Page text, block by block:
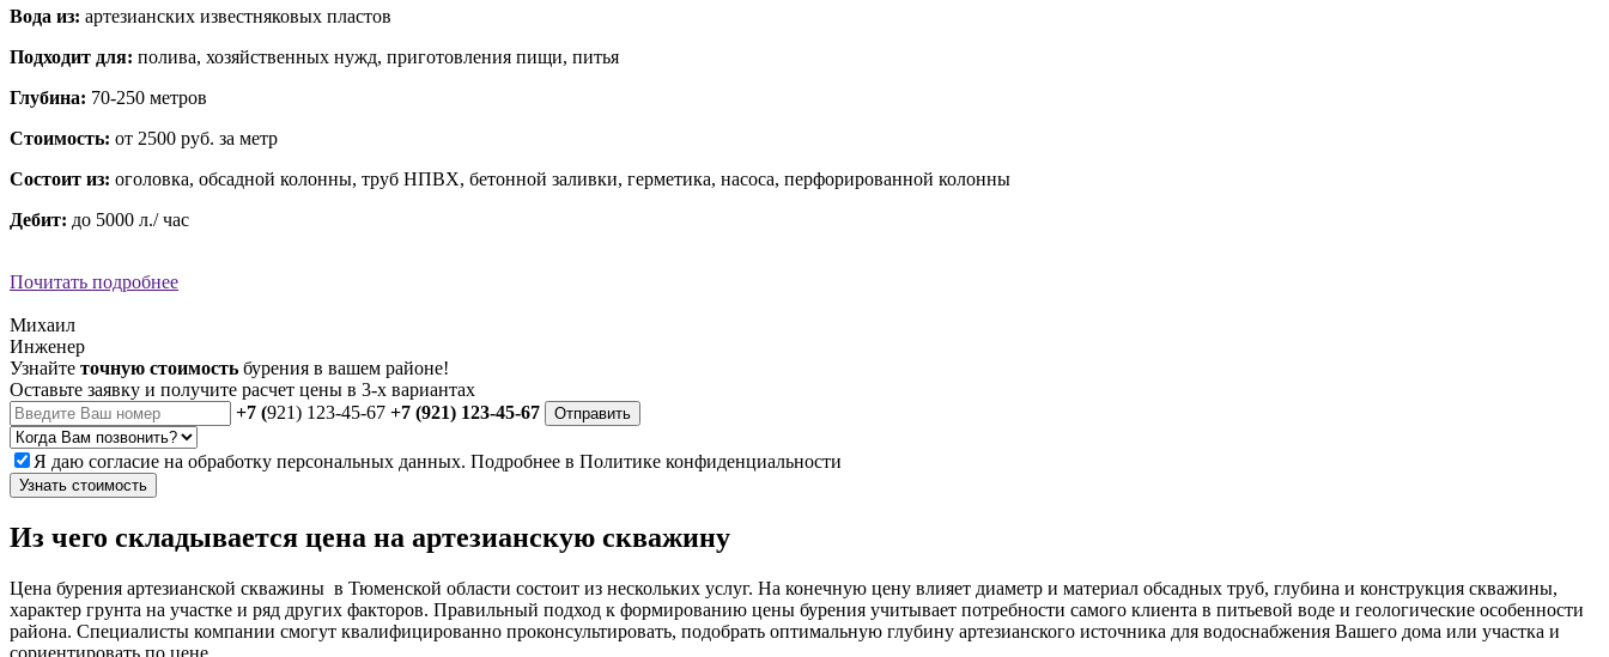
Вода из: артезианских известняковых пластов
Подходит для: полива, хозяйственных нужд, приготовления пищи, питья
Глубина: 70-250 метров
Стоимость: от 2500 руб. за метр
Состоит из: оголовка, обсадной колонны, труб НПВХ, бетонной заливки, герметика, насоса, перфорированной колонны
Дебит: до 5000 л./ час
Почитать подробнее
Михаил
Инженер
Узнайте точную стоимость бурения в вашем районе!
Оставьте заявку и получите расчет цены в 3-х вариантах
+7 (921) 123-45-67 +7 (921) 123-45-67 Отправить
Я даю согласие на обработку персональных данных. Подробнее в Политике конфиденциальности
Узнать стоимость
Из чего складывается цена на артезианскую скважину
Цена бурения артезианской скважины в Тюменской области состоит из нескольких услуг. На конечную цену влияет диаметр и материал обсадных труб, глубина и конструкция скважины,
характер грунта на участке и ряд других факторов. Правильный подход к формированию цены бурения учитывает потребности самого клиента в питьевой воде и геологические особенности
района. Специалисты компании смогут квалифицированно проконсультировать, подобрать оптимальную глубину артезианского источника для водоснабжения Вашего дома или участка и
сориентировать по цене.